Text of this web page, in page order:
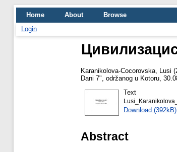
Home About
Browse
Login
Karanikolova-Cocorovska, Lusi
Dani 7", održanog u Kotoru,
Text
Download (392kB)
Abstract